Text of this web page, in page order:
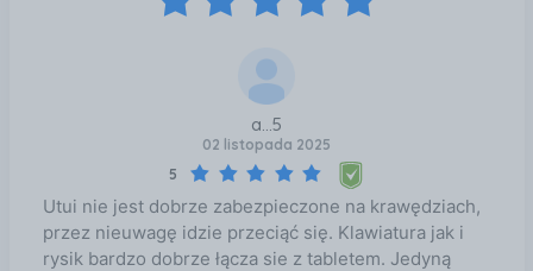
a...5
02 listopada 2025
5
Utui nie jest dobrze zabezpieczone na krawędziach,
przez nieuwagę idzie przeciąć się. Klawiatura jak i
rysik bardzo dobrze łącza sie z tabletem. Jedyną